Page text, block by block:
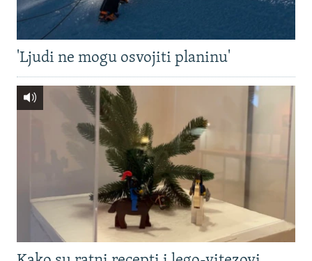
'Ljudi ne mogu osvojiti planinu'